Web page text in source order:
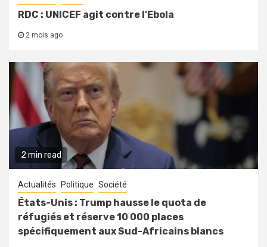
RDC : UNICEF agit contre l’Ebola
2 mois ago
2 min read
Actualités Politique Société
États-Unis : Trump hausse le quota de
réfugiés et réserve 10 000 places
spécifiquement aux Sud-Africains blancs